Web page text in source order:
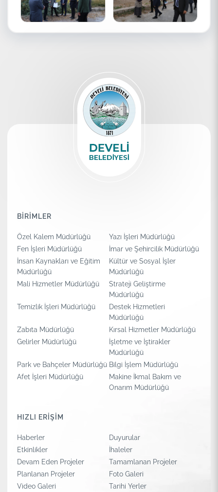
BİRİMLER
Özel Kalem Müdürlüğü
Yazı İşleri Müdürlüğü
Fen İşleri Müdürlüğü
İmar ve Şehircilik Müdürlüğü
İnsan Kaynakları ve Eğitim
Müdürlüğü
Kültür ve Sosyal İşler
Müdürlüğü
Mali Hizmetler Müdürlüğü
Strateji Geliştirme
Müdürlüğü
Temizlik İşleri Müdürlüğü
Destek Hizmetleri
Müdürlüğü
Zabıta Müdürlüğü
Kırsal Hizmetler Müdürlüğü
Gelirler Müdürlüğü
İşletme ve İştirakler
Müdürlüğü
Park ve Bahçeler Müdürlüğü Bilgi İşlem Müdürlüğü
Afet İşleri Müdürlüğü
Makine İkmal Bakım ve
Onarım Müdürlüğü
HIZLI ERİŞİM
Haberler
Duyurular
Etkinlikler
İhaleler
Devam Eden Projeler
Tamamlanan Projeler
Planlanan Projeler
Foto Galeri
Video Galeri
Tarihi Yerler